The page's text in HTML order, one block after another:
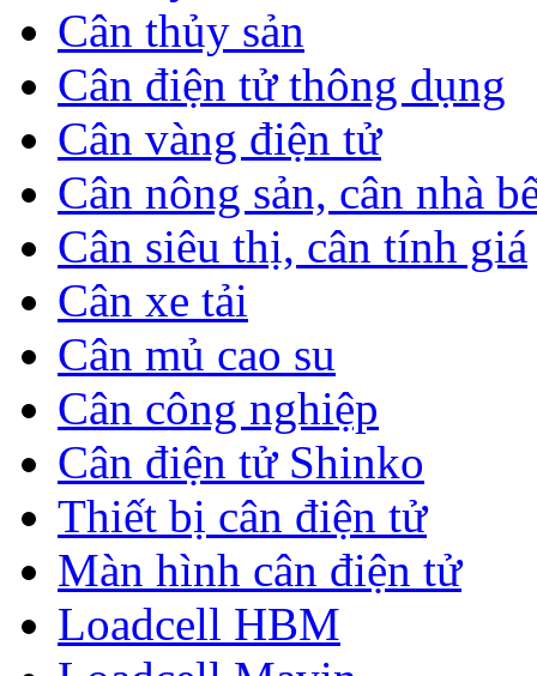
Cân thủy sản
Cân điện tử thông dụng
Cân vàng điện tử
Cân nông sản, cân nhà
Cân siêu thị, cân tính giá
Cân xe tải
Cân mủ cao su
Cân công nghiệp
Cân điện tử Shinko
Thiết bị cân điện tử
Màn hình cân điện tử
Loadcell HBM